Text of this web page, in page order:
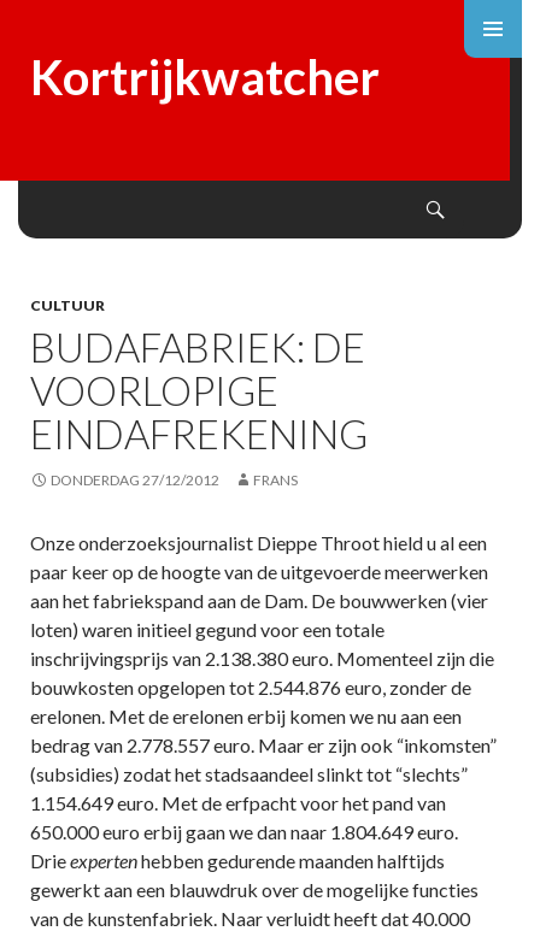
Kortrijkwatcher
CULTUUR
BUDAFABRIEK: DE
VOORLOPIGE
EINDAFREKENING
DONDERDAG 27/12/2012 FRANS
Onze onderzoeksjournalist Dieppe Throot hield u al een
paar keer op de hoogte van de uitgevoerde meerwerken
aan het fabriekspand aan de Dam. De bouwwerken (vier
loten) waren initieel gegund voor een totale
inschrijvingsprijs van 2.138.380 euro. Momenteel zijn die
bouwkosten opgelopen tot 2.544.876 euro, zonder de
erelonen. Met de erelonen erbij komen we nu aan een
bedrag van 2.778.557 euro. Maar er zijn ook “inkomsten”
(subsidies) zodat het stadsaandeel slinkt tot “slechts”
1.154.649 euro. Met de erfpacht voor het pand van
650.000 euro erbij gaan we dan naar 1.804.649 euro.
Drieexpertenhebben gedurende maanden halftijds
gewerkt aan een blauwdruk over de mogelijke functies
van de kunstenfabriek. Naar verluidt heeft dat 40.000